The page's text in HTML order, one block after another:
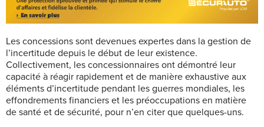
Les concessions sont devenues expertes dans la gestion de
l’incertitude depuis le début de leur existence.
Collectivement, les concessionnaires ont démontré leur
capacité à réagir rapidement et de manière exhaustive aux
éléments d’incertitude pendant les guerres mondiales, les
effondrements financiers et les préoccupations en matière
de santé et de sécurité, pour n’en citer que quelques-uns.